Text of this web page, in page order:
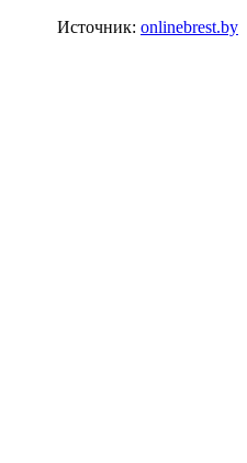
Источник: onlinebrest.by